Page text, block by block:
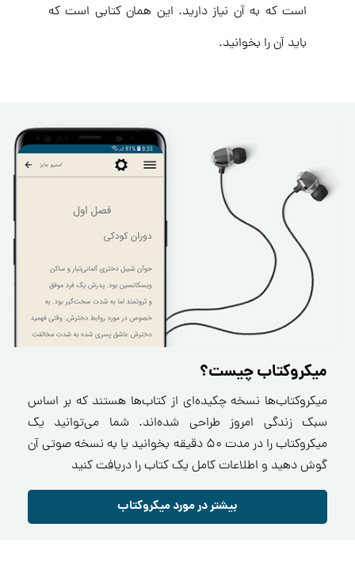
است که به آن نیاز دارید. این همان کتابی است که
باید آن را بخوانید.
میکروکتاب چیست؟
میکروکتاب‌ها نسخه چکیده‌ای از کتاب‌ها هستند که بر اساس
سبک زندگی امروز طراحی شده‌اند. شما می‌توانید یک
میکروکتاب را در مدت ۵۰ دقیقه بخوانید یا به نسخه صوتی آن
گوش دهید و اطلاعات کامل یک کتاب را دریافت کنید
بیشتر در مورد میکروکتاب